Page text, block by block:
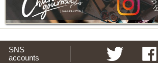
SNS
accounts